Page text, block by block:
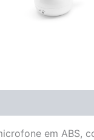
em ABS,